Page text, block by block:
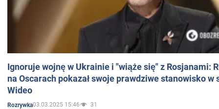
Ignoruje wojnę w Ukrainie i "wiąże się" z Rosjanami:
na Oscarach pokazał swoje prawdziwe stanowisko w
Wideo
Rozrywka03.03.2025 15:46 31